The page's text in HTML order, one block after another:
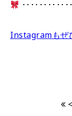
･･･････････
Instagramもぜ